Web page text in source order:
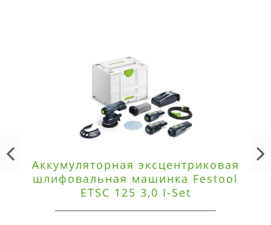
Аккумуляторная эксцентриковая
шлифовальная машинка Festool
ETSC 125 3,0 I-Set